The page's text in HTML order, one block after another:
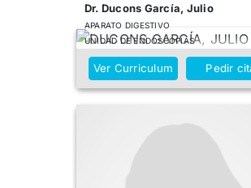
Dr. Ducons García, Julio
APARATO DIGESTIVO
UNIDAD DE ENDOSCOPIAS
Ver Curriculum Pedir